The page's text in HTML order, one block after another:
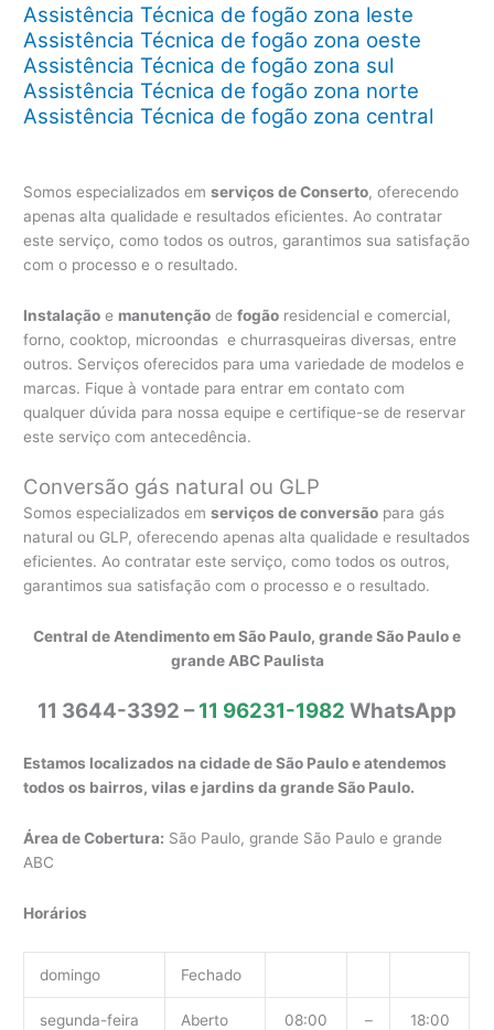
Assistência Técnica de fogão zona leste
Assistência Técnica de fogão zona oeste
Assistência Técnica de fogão zona sul
Assistência Técnica de fogão zona norte
Assistência Técnica de fogão zona central
Somos especializados emserviços de Conserto, oferecendo
apenas alta qualidade e resultados eficientes. Ao contratar
este serviço, como todos os outros, garantimos sua satisfação
com o processo e o resultado.
Instalação e manutenção defogão residencial e comercial,
forno, cooktop, microondas e churrasqueiras diversas, entre
outros. Serviços oferecidos para uma variedade de modelos e
marcas. Fique à vontade para entrar em contato com
qualquer dúvida para nossa equipe e certifique-se de reservar
este serviço com antecedência.
Conversão gás natural ou GLP
Somos especializados emserviços de conversão para gás
natural ou GLP, oferecendo apenas alta qualidade e resultados
eficientes. Ao contratar este serviço, como todos os outros,
garantimos sua satisfação com o processo e o resultado.
Central de Atendimento em São Paulo, grande São Paulo e
grande ABC Paulista
11 3644-3392 –11 96231-1982 WhatsApp
Estamos localizados na cidade de São Paulo e atendemos
todos os bairros, vilas e jardins da grande São Paulo.
Área de Cobertura: São Paulo, grande São Paulo e grande
ABC
Horários
domingo Fechado
segunda-feira Aberto 08:00 – 18:00